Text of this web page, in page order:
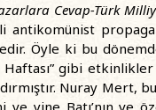
Cevap-Türk
antikomünist
Öyle ki bu
gibi
Nuray Mert,
ve yine Batı’nın ve